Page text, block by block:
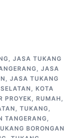
, JASA TUKANG
, JASA
, JASA TUKANG
, KOTA
PROYEK, RUMAH ,
, TUKANG,
TANGERANG,
BORONGAN